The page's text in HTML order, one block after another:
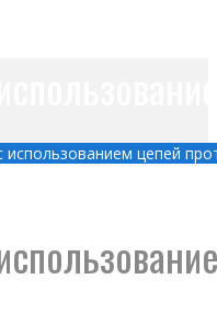
использованием цепей